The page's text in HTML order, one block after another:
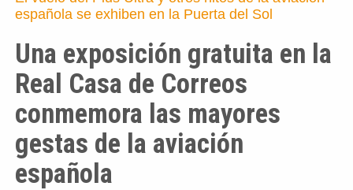
española se exhiben en la Puerta del Sol
Una exposición gratuita en la
Real Casa de Correos
conmemora las mayores
gestas de la aviación
española